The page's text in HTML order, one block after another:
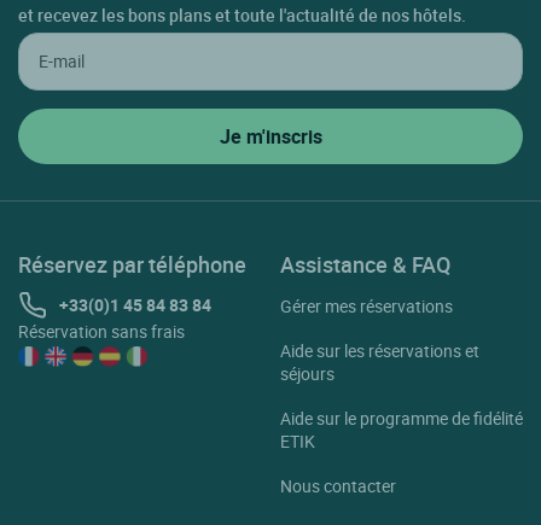
et recevez les bons plans et toute l'actualité de nos hôtels.
Réservez par téléphone
+33(0)1 45 84 83 84
Réservation sans frais
Assistance & FAQ
Gérer mes réservations
Aide sur les réservations et
séjours
Aide sur le programme de fidélité
ETIK
Nous contacter